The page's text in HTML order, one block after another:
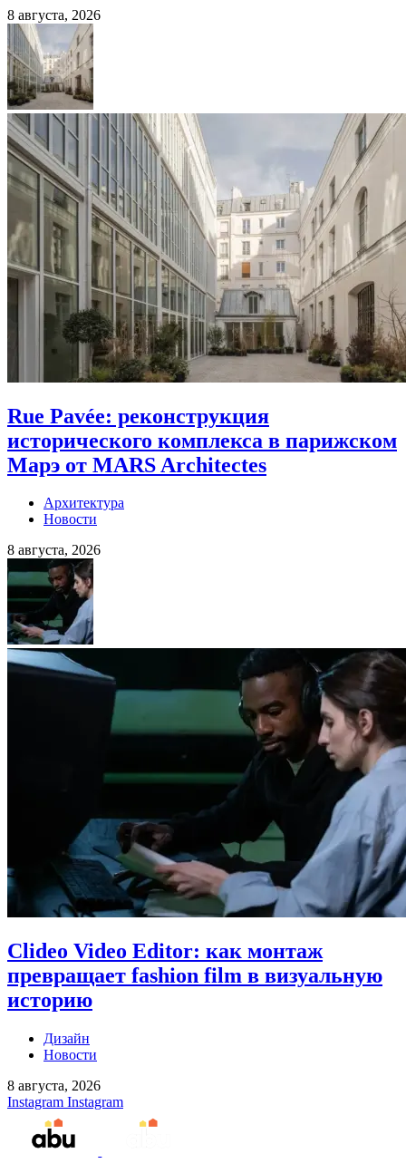
8 августа, 2026
Rue Pavée: реконструкция
исторического комплекса в парижском
Марэ от MARS Architectes
Архитектура
Новости
8 августа, 2026
Clideo Video Editor: как монтаж
превращает fashion film в визуальную
историю
Дизайн
Новости
8 августа, 2026
Instagram Instagram